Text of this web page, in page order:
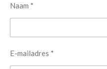
Naam *
E-mailadres *